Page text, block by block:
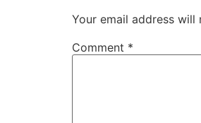
Your email address will
Comment *